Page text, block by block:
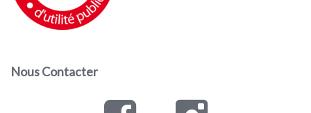
Nous Contacter